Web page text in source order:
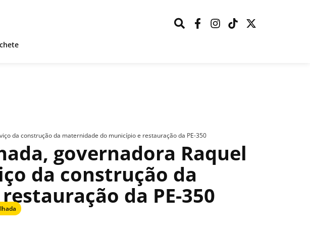
da construção da maternidade do município e restauração da PE-350
governadora Raquel
da construção da
da PE-350